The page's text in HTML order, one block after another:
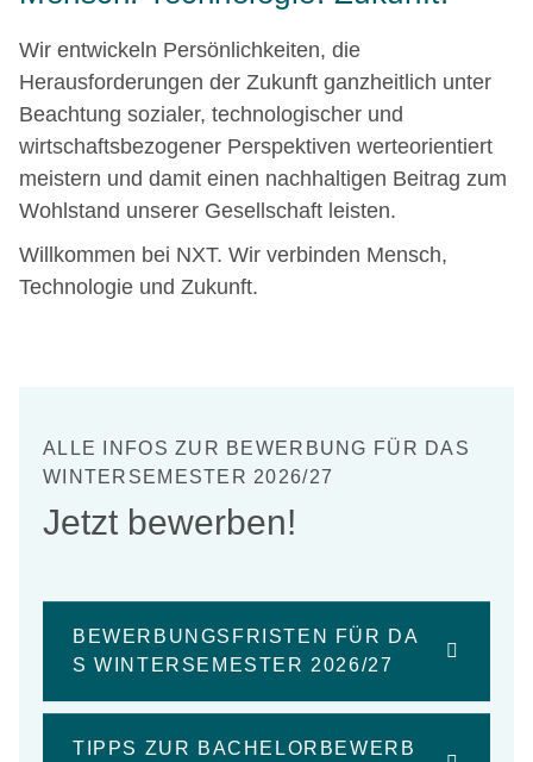
Wir entwickeln Persönlichkeiten, die
Herausforderungen der Zukunft ganzheitlich unter
Beachtung sozialer, technologischer und
wirtschaftsbezogener Perspektiven werteorientiert
meistern und damit einen nachhaltigen Beitrag zum
Wohlstand unserer Gesellschaft leisten.
Willkommen bei NXT. Wir verbinden Mensch,
Technologie und Zukunft.
ALLE INFOS ZUR BEWERBUNG FÜR DAS
WINTERSEMESTER 2026/27
Jetzt bewerben!
BEWERBUNGSFRISTEN FÜR DA
S WINTERSEMESTER 2026/27
TIPPS ZUR BACHELORBEWERB